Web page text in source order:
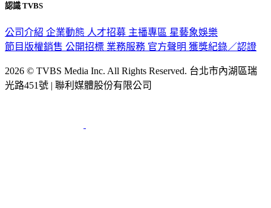
認識 TVBS
公司介紹 企業動態 人才招募 主播專區 星藝象娛樂
節目版權銷售 公開招標 業務服務 官方聲明 獲獎紀錄／認證
2026 © TVBS Media Inc. All Rights Reserved. 台北市內湖區瑞
光路451號 | 聯利媒體股份有限公司